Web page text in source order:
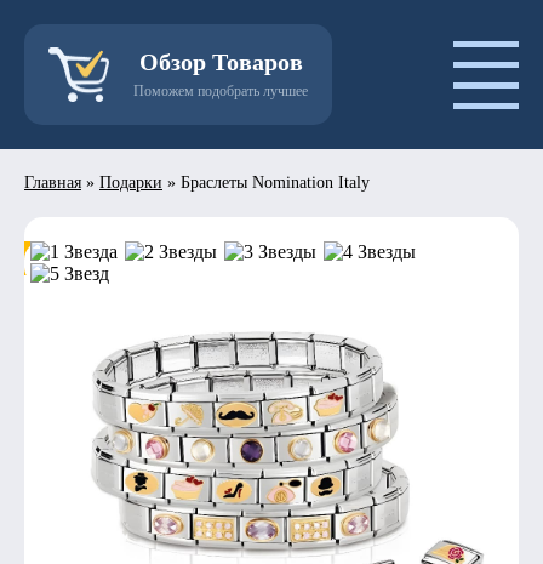
Обзор Товаров
Поможем подобрать лучшее
Главная » Подарки » Браслеты Nomination Italy
- 50%